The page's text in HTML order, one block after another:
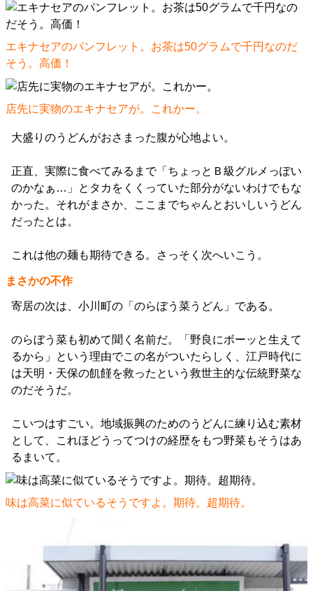
エキナセアのパンフレット。お茶は50グラムで千円なのだ
そう。高価！
店先に実物のエキナセアが。これかー。
大盛りのうどんがおさまった腹が心地よい。
正直、実際に食べてみるまで「ちょっとＢ級グルメっぽい
のかなぁ…」とタカをくくっていた部分がないわけでもな
かった。それがまさか、ここまでちゃんとおいしいうどん
だったとは。
これは他の麺も期待できる。さっそく次へいこう。
まさかの不作
寄居の次は、小川町の「のらぼう菜うどん」である。
のらぼう菜も初めて聞く名前だ。「野良にボーッと生えて
るから」という理由でこの名がついたらしく、江戸時代に
は天明・天保の飢饉を救ったという救世主的な伝統野菜な
のだそうだ。
こいつはすごい。地域振興のためのうどんに練り込む素材
として、これほどうってつけの経歴をもつ野菜もそうはあ
るまいて。
味は高菜に似ているそうですよ。期待。超期待。